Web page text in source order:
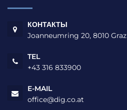
КОНТАКТЫ
Joanneumring 20, 8010 Graz
TEL
+43 316 833900
E-MAIL
office@dig.co.at